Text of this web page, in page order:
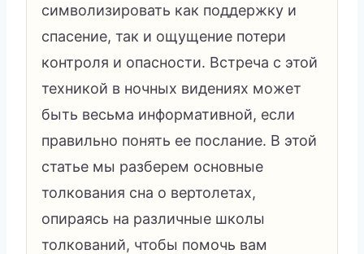
символизировать как поддержку и
спасение, так и ощущение потери
контроля и опасности. Встреча с этой
техникой в ночных видениях может
быть весьма информативной, если
правильно понять ее послание. В этой
статье мы разберем основные
толкования сна о вертолетах,
опираясь на различные школы
толкований, чтобы помочь вам